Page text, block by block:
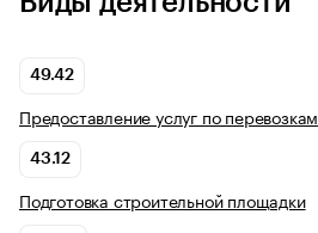
49.42
Предоставление услуг по перевозкам
43.12
Подготовка строительной площадки